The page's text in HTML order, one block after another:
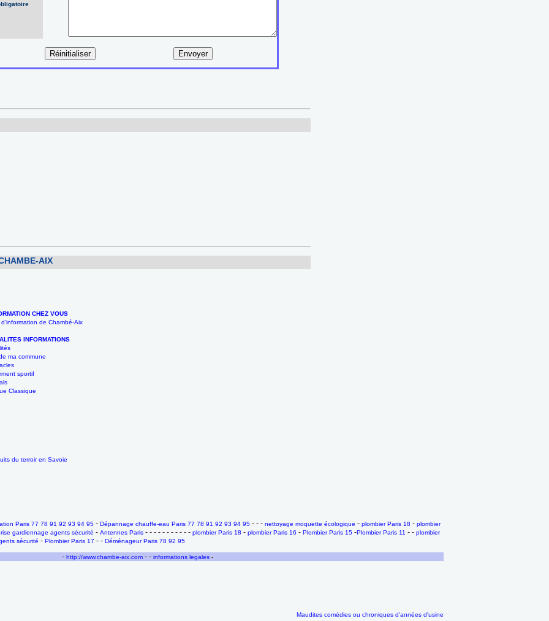
AIX
CHEZ VOUS
de Chambé-Aix
INFORMATIONS
ma commune
sportif
Classique
du terroir en Savoie
Paris 77 78 91 92 93 94 95 - Dépannage chauffe-eau Paris 77 78 91 92 93 94 95 - - - nettoyage moquette écologique - plombier Paris 18 - plombier
gardiennage agents sécurité - Antennes Paris - - - - - - - - - - - plombier Paris 18 - plombier Paris 16 - Plombier Paris 15 -Plombier Paris 11 - - plombier
sécurité - Plombier Paris 17 - - Déménageur Paris 78 92 95
- http://www.chambe-aix.com - - informations legales -
Maudites comédies ou chroniques d'années d'usine